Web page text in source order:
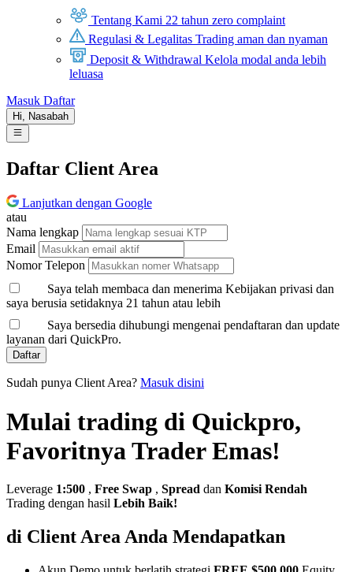
Tentang Kami 22 tahun zero complaint
Regulasi & Legalitas Trading aman dan nyaman
Deposit & Withdrawal Kelola modal anda lebih
leluasa
Masuk Daftar
Hi, Nasabah
Daftar Client Area
Lanjutkan dengan Google
atau
Nama lengkap
Email
Nomor Telepon
Saya telah membaca dan menerima Kebijakan privasi dan
saya berusia setidaknya 21 tahun atau lebih
Saya bersedia dihubungi mengenai pendaftaran dan update
layanan dari QuickPro.
Daftar
Sudah punya Client Area? Masuk disini
Mulai trading di Quickpro,
Favoritnya Trader Emas!
Leverage 1:500 , Free Swap , Spread dan Komisi Rendah
Trading dengan hasil Lebih Baik!
di Client Area Anda Mendapatkan